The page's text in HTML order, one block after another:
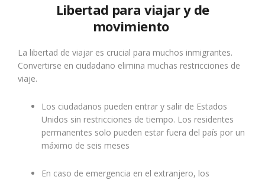
Libertad para viajar y de
movimiento
La libertad de viajar es crucial para muchos inmigrantes.
Convertirse en ciudadano elimina muchas restricciones de
viaje.
Los ciudadanos pueden entrar y salir de Estados
Unidos sin restricciones de tiempo. Los residentes
permanentes solo pueden estar fuera del país por un
máximo de seis meses
En caso de emergencia en el extranjero, los